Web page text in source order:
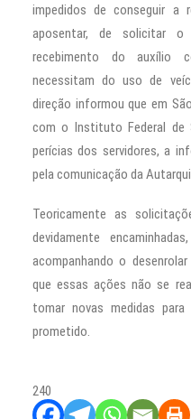
impedidos de conseguir a
aposentar, de solicitar
recebimento do auxílio
necessitam do uso de
direção informou que em
com o Instituto Federal de
perícias dos servidores, a
pela comunicação da
Teoricamente as
devidamente
acompanhando o
que essas ações não se
tomar novas medidas
prometido.
240